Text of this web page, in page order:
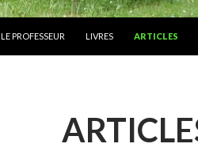
LE PROFESSEUR LIVRES ARTICLES